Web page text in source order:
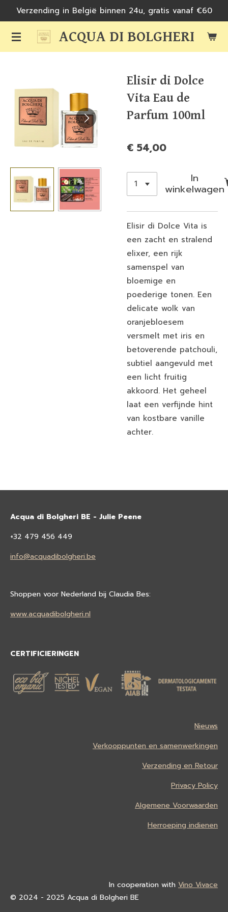
naar
de
ACQUA DI BOLGHERI
Verzending in België binnen 24u, gratis vanaf €60
Elisir di Dolce
Vita Eau de
Parfum 100ml
€ 54,00
In
winkelwagen
Elisir di Dolce Vita is
een zacht en stralend
elixer, een rijk
samenspel van
bloemige en
poederige tonen. Een
delicate wolk van
oranjebloesem
versmelt met iris en
betoverende patchouli,
subtiel aangevuld met
een licht fruitig
akkoord. Het geheel
laat een verfijnde hint
van kostbare vanille
achter.
Acqua di Bolgheri BE - Julie Peene
+32 479 456 449
info@acquadibolgheri.be
Shoppen voor Nederland bij Claudia Bes:
www.acquadibolgheri.nl
CERTIFICIERINGEN
Nieuws
Verkooppunten en samenwerkingen
Verzending en Retour
Privacy Policy
Algemene Voorwaarden
Herroeping indienen
In cooperation with Vino Vivace
© 2024 - 2025 Acqua di Bolgheri BE